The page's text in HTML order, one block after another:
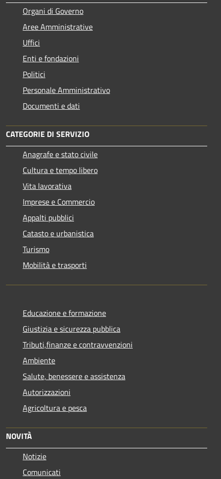
Organi di Governo
Aree Amministrative
Uffici
Enti e fondazioni
Politici
Personale Amministrativo
Documenti e dati
CATEGORIE DI SERVIZIO
Anagrafe e stato civile
Cultura e tempo libero
Vita lavorativa
Imprese e Commercio
Appalti pubblici
Catasto e urbanistica
Turismo
Mobilità e trasporti
Educazione e formazione
Giustizia e sicurezza pubblica
Tributi,finanze e contravvenzioni
Ambiente
Salute, benessere e assistenza
Autorizzazioni
Agricoltura e pesca
NOVITÀ
Notizie
Comunicati